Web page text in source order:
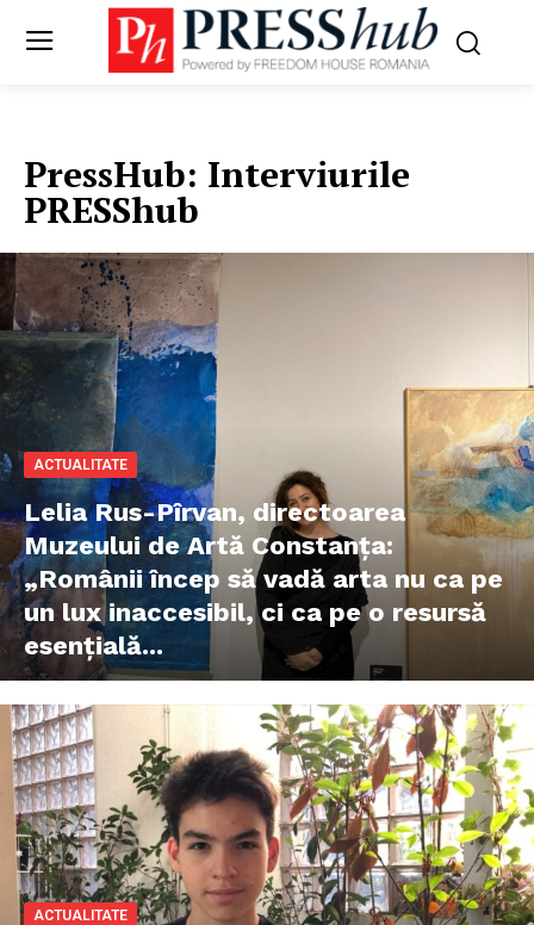
PressHub: Interviurile
PRESShub
ACTUALITATE
Lelia Rus-Pîrvan, directoarea
Muzeului de Artă Constanţa:
„Românii încep să vadă arta nu ca pe
un lux inaccesibil, ci ca pe o resursă
esențială...
ACTUALITATE